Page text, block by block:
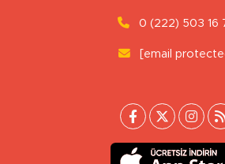
0 (222) 503 16
[email